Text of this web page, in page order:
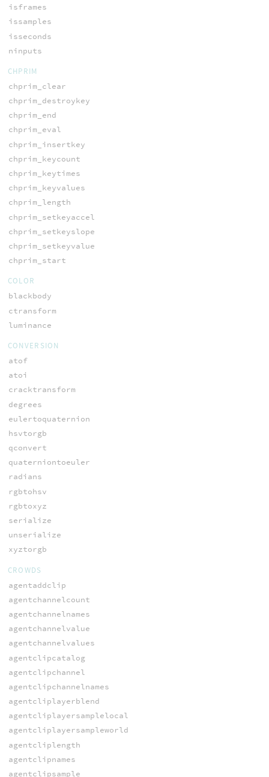
isframes
issamples
isseconds
ninputs
CHPRIM
chprim_clear
chprim_destroykey
chprim_end
chprim_eval
chprim_insertkey
chprim_keycount
chprim_keytimes
chprim_keyvalues
chprim_length
chprim_setkeyaccel
chprim_setkeyslope
chprim_setkeyvalue
chprim_start
COLOR
blackbody
ctransform
luminance
CONVERSION
atof
atoi
cracktransform
degrees
eulertoquaternion
hsvtorgb
qconvert
quaterniontoeuler
radians
rgbtohsv
rgbtoxyz
serialize
unserialize
xyztorgb
CROWDS
agentaddclip
agentchannelcount
agentchannelnames
agentchannelvalue
agentchannelvalues
agentclipcatalog
agentclipchannel
agentclipchannelnames
agentcliplayerblend
agentcliplayersamplelocal
agentcliplayersampleworld
agentcliplength
agentclipnames
agentclipsample